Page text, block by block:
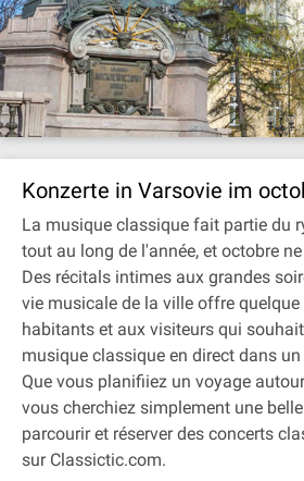
Konzerte in Varsovie im
La musique classique fait partie du
tout au long de l'année, et octobre
Des récitals intimes aux grandes
vie musicale de la ville offre
habitants et aux visiteurs qui
musique classique en direct dans
Que vous planifiiez un voyage
vous cherchiez simplement une
parcourir et réserver des concerts
sur Classictic.com.